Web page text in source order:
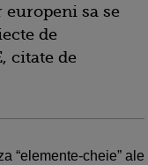
sa se
de
citate de
“elemente-cheie” ale